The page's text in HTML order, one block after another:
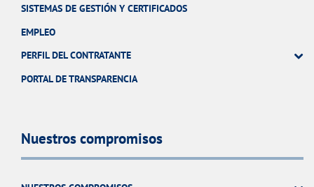
SISTEMAS DE GESTIÓN Y CERTIFICADOS
EMPLEO
PERFIL DEL CONTRATANTE
PORTAL DE TRANSPARENCIA
Nuestros compromisos